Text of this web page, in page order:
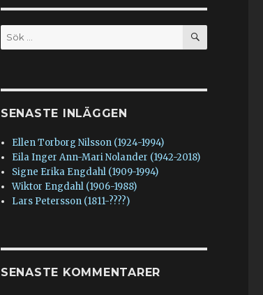
Sök
efter:
SÖK
SENASTE INLÄGGEN
Ellen Torborg Nilsson (1924-1994)
Eila Inger Ann-Mari Nolander (1942-2018)
Signe Erika Engdahl (1909-1994)
Wiktor Engdahl (1906-1988)
Lars Petersson (1811-????)
SENASTE KOMMENTARER